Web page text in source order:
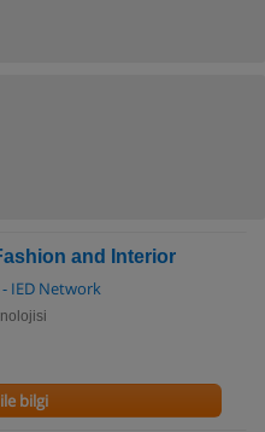
and Interior
IED Network
bilgi